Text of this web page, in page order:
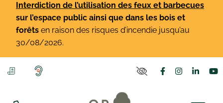
Interdiction de l’utilisation des feux et barbecues
sur l’espace public ainsi que dans les bois et
forêts en raison des risques d’incendie jusqu’au
30/08/2026.
Lien vers le
Lien vers
Lien